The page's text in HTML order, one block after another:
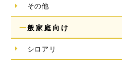
その他
一般家庭向け
シロアリ